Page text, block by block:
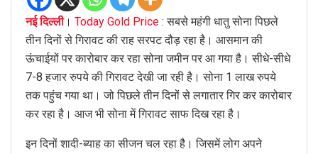
नई दिल्ली। Today Gold Price : सबसे महंगी धातु सोना पिछले
तीन दिनों से गिरावट की राह सरपट दौड़ रहा है। आसमान की
ऊंचाईयों पर कारोबार कर रहा सोना जमीन पर आ गया है। सीधे-सीधे
7-8 हजार रुपये की गिरावट देखी जा रही है। सोना 1 लाख रुपये
तक पहुंच गया था। जो पिछले तीन दिनों से लगातार गिर कर कारोबार
कर रहा है। आज भी सोना में गिरावट साफ दिख रहा है।
इन दिनों शादी-ब्याह का सीजन चल रहा है। जिसमें लोग अपने